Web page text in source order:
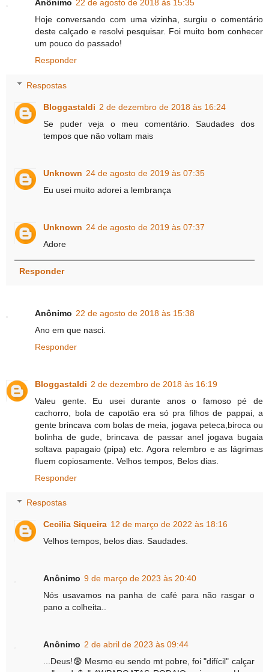
Anônimo 22 de agosto de 2018 às 15:35
Hoje conversando com uma vizinha, surgiu o comentário
deste calçado e resolvi pesquisar. Foi muito bom conhecer
um pouco do passado!
Responder
Respostas
Bloggastaldi 2 de dezembro de 2018 às 16:24
Se puder veja o meu comentário. Saudades dos
tempos que não voltam mais
Unknown 24 de agosto de 2019 às 07:35
Eu usei muito adorei a lembrança
Unknown 24 de agosto de 2019 às 07:37
Adore
Responder
Anônimo 22 de agosto de 2018 às 15:38
Ano em que nasci.
Responder
Bloggastaldi 2 de dezembro de 2018 às 16:19
Valeu gente. Eu usei durante anos o famoso pé de
cachorro, bola de capotão era só pra filhos de pappai, a
gente brincava com bolas de meia, jogava peteca,biroca ou
bolinha de gude, brincava de passar anel jogava bugaia
soltava papagaio (pipa) etc. Agora relembro e as lágrimas
fluem copiosamente. Velhos tempos, Belos dias.
Responder
Respostas
Cecilia Siqueira 12 de março de 2022 às 18:16
Velhos tempos, belos dias. Saudades.
Anônimo 9 de março de 2023 às 20:40
Nós usavamos na panha de café para não rasgar o
pano a colheita..
Anônimo 2 de abril de 2023 às 09:44
...Deus!😨 Mesmo eu sendo mt pobre, foi "difícil" calçar